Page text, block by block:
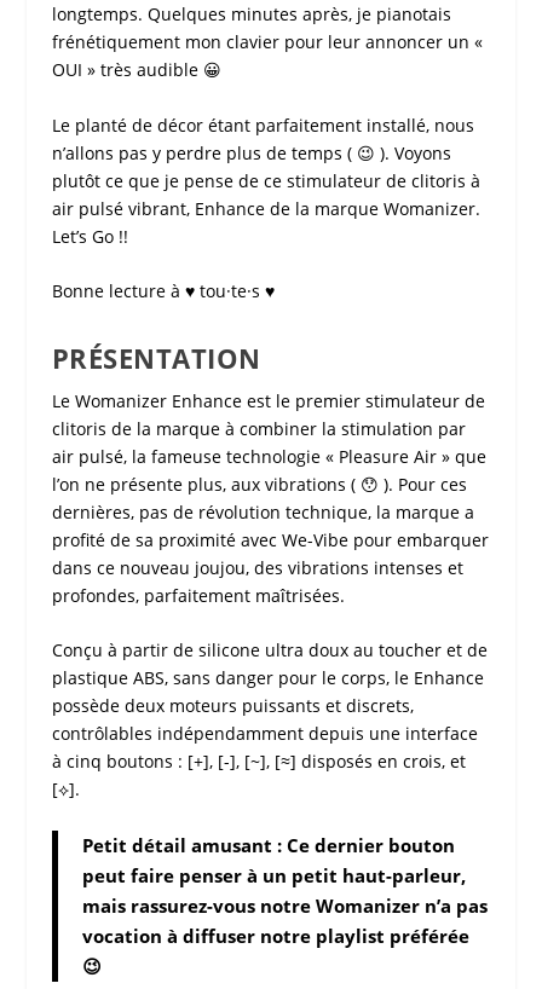
longtemps. Quelques minutes après, je pianotais
frénétiquement mon clavier pour leur annoncer un «
OUI » très audible 😀
Le planté de décor étant parfaitement installé, nous
n’allons pas y perdre plus de temps ( 😉 ). Voyons
plutôt ce que je pense de ce stimulateur de clitoris à
air pulsé vibrant, Enhancede la marque Womanizer.
Let’s Go !!
Bonne lecture à ♥ tou·te·s ♥
PRÉSENTATION
Le Womanizer Enhanceest le premier stimulateur de
clitoris de la marque à combiner la stimulation par
air pulsé, la fameuse technologie « Pleasure Air » que
l’on ne présente plus, aux vibrations ( 😯 ). Pour ces
dernières, pas de révolution technique, la marque a
profité de sa proximité avec We-Vibe pour embarquer
dans ce nouveau joujou, des vibrations intenses et
profondes, parfaitement maîtrisées.
Conçu à partir de silicone ultra doux au toucher et de
plastique ABS, sans danger pour le corps, le Enhance
possède deux moteurs puissants et discrets,
contrôlables indépendamment depuis une interface
à cinq boutons : [+], [-], [~], [≈] disposés en crois, et
[⟡].
Petit détail amusant : Ce dernier bouton
peut faire penser à un petit haut-parleur,
mais rassurez-vous notre Womanizer n’a pas
vocation à diffuser notre playlist préférée
😉